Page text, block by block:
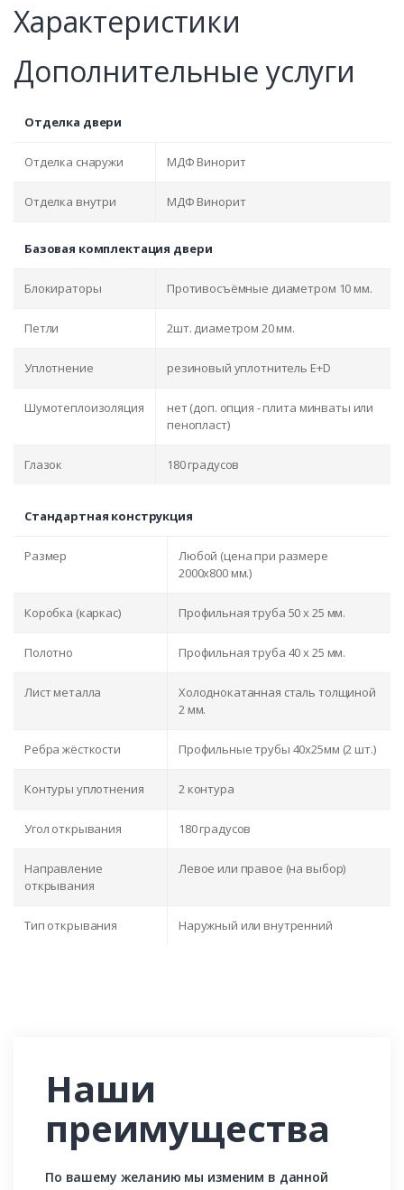
Характеристики
Дополнительные услуги
Отделка двери
Отделка снаружи МДФ Винорит
Отделка внутри МДФ Винорит
Базовая комплектация двери
Блокираторы Противосъёмные диаметром 10 мм.
Петли 2шт. диаметром 20 мм.
Уплотнение резиновый уплотнитель E+D
Шумотеплоизоляция
нет (доп. опция - плита минваты или
пенопласт)
Глазок 180 градусов
Стандартная конструкция
Размер
Любой (цена при размере
2000x800 мм.)
Коробка (каркас) Профильная труба 50 х 25 мм.
Полотно Профильная труба 40 х 25 мм.
Лист металла
Холоднокатанная сталь толщиной
2 мм.
Ребра жёсткости Профильные трубы 40х25мм (2 шт.)
Контуры уплотнения 2 контура
Угол открывания 180 градусов
Направление
открывания
Левое или правое (на выбор)
Тип открывания Наружный или внутренний
Наши
преимущества
По вашему желанию мы изменим в данной